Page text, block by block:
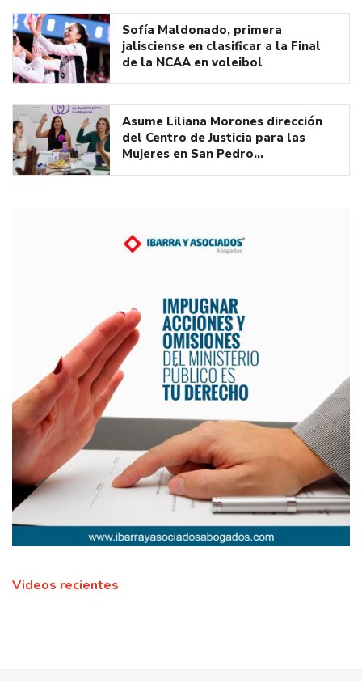
Sofía Maldonado, primera
jalisciense en clasificar a la Final
de la NCAA en voleibol
Asume Liliana Morones dirección
del Centro de Justicia para las
Mujeres en San Pedro…
Videos recientes